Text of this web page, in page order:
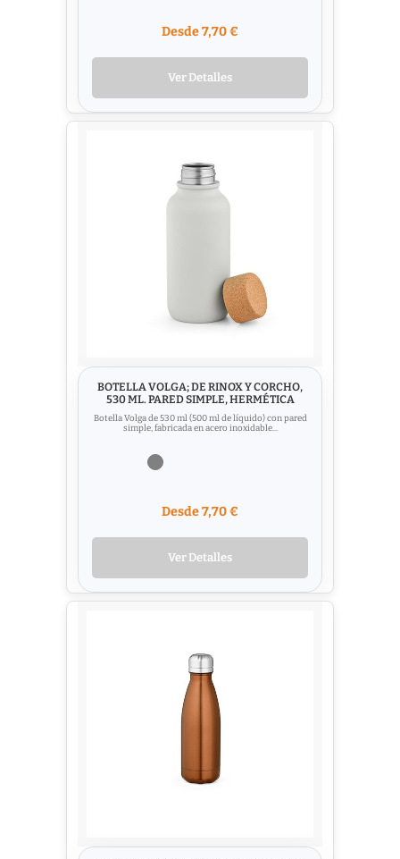
Desde 7,70 €
Ver Detalles
BOTELLA VOLGA; DE RINOX Y CORCHO,
530 ML. PARED SIMPLE, HERMÉTICA
Botella Volga de 530 ml (500 ml de líquido) con pared
simple, fabricada en acero inoxidable...
Desde 7,70 €
Ver Detalles